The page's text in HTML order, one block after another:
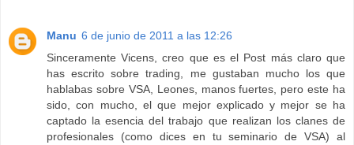
Manu 6 de junio de 2011 a las 12:26
Sinceramente Vicens, creo que es el Post más claro que
has escrito sobre trading, me gustaban mucho los que
hablabas sobre VSA, Leones, manos fuertes, pero este ha
sido, con mucho, el que mejor explicado y mejor se ha
captado la esencia del trabajo que realizan los clanes de
profesionales (como dices en tu seminario de VSA) al